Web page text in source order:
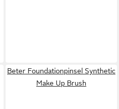
Beter Foundationpinsel Synthetic
Make Up Brush